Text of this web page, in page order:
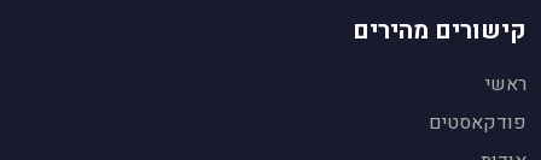
קישורים מהירים
ראשי
פודקאסטים